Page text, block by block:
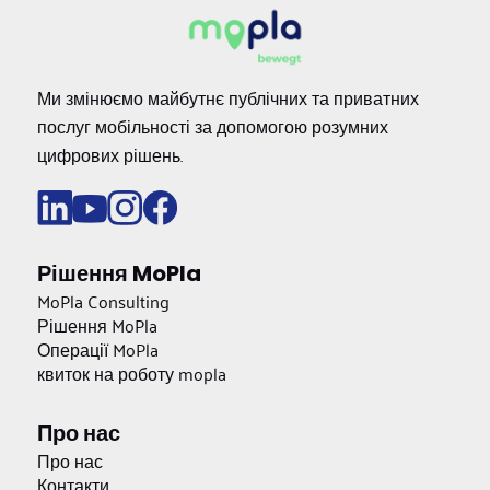
Ми змінюємо майбутнє публічних та приватних
послуг мобільності за допомогою розумних
цифрових рішень.
Рішення MoPla
MoPla Consulting
Рішення MoPla
Операції MoPla
квиток на роботу mopla
Про нас
Про нас